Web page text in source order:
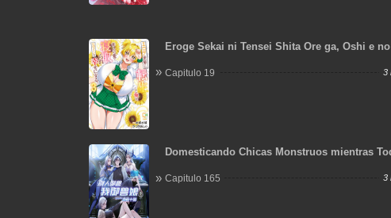
Eroge Sekai ni Tensei Shita Ore ga, Oshi e no
Capitulo 19 3
Domesticando Chicas Monstruos mientras
Capitulo 165 3